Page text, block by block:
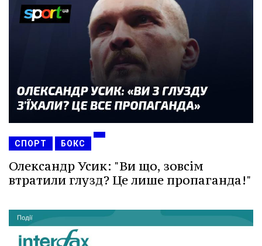
СПОРТ БОКС
Олександр Усик: "Ви що, зовсім
втратили глузд? Це лише пропаганда!"